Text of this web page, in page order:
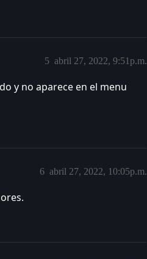
abril 27, 2022, 9:51p.m.
5
y no aparece en el menu
abril 27, 2022, 10:05p.m.
6